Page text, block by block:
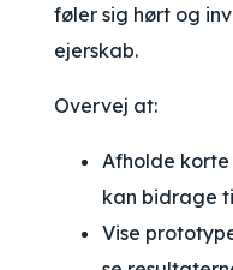
føler sig hørt og
ejerskab.
Overvej at:
Afholde korte
kan bidrage
Vise